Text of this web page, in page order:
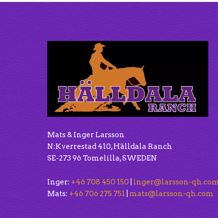
Mats & Inger Larsson
N:Kverrestad 410, Hälldala Ranch
SE-273 96 Tomelilla, SWEDEN
Inger: +46 708 450 150
inger@larsson-
Mats: +46 706 275 751 mats@larsson-qh.com